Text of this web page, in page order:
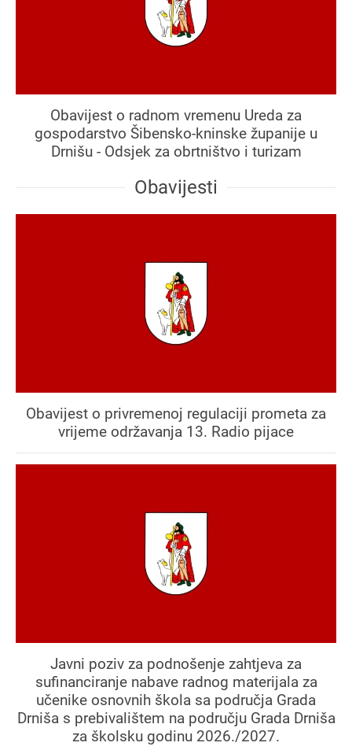
Obavijest o radnom vremenu Ureda za
gospodarstvo Šibensko-kninske županije u
Drnišu - Odsjek za obrtništvo i turizam
Obavijesti
Obavijest o privremenoj regulaciji prometa za
vrijeme održavanja 13. Radio pijace
Javni poziv za podnošenje zahtjeva za
sufinanciranje nabave radnog materijala za
učenike osnovnih škola sa područja Grada
Drniša s prebivalištem na području Grada Drniša
za školsku godinu 2026./2027.